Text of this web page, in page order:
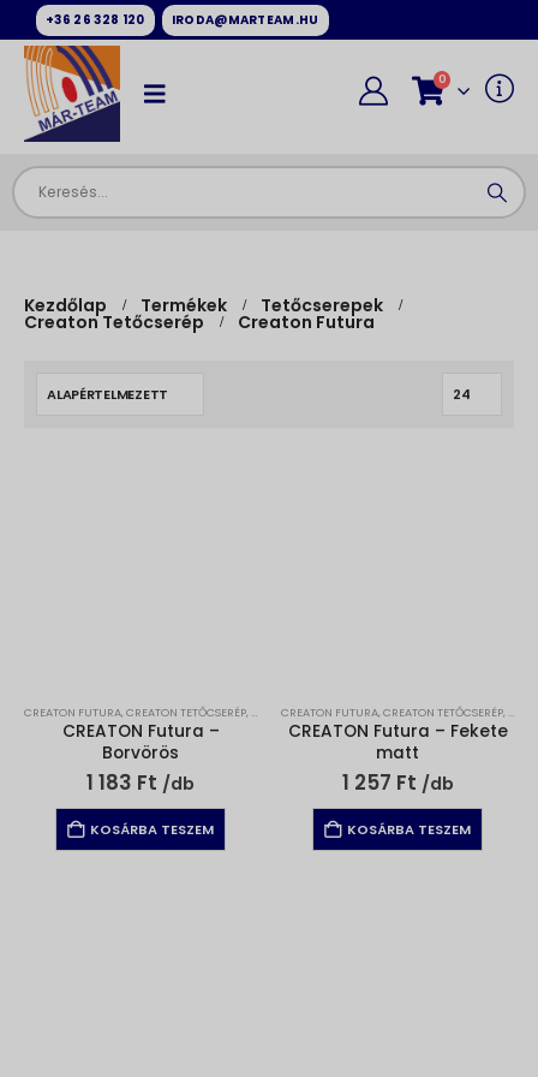
+36 26 328 120 IRODA@MARTEAM.HU
0
Kezdőlap Termékek Tetőcserepek
Creaton Tetőcserép Creaton Futura
CREATON FUTURA, CREATON TETŐCSERÉP, TETŐCSEREPEK
CREATON Futura –
Borvörös
1 183 Ft /db
KOSÁRBA TESZEM
CREATON FUTURA, CREATON TETŐCSERÉP,
CREATON Futura – Fekete
matt
1 257 Ft /db
KOSÁRBA TESZEM